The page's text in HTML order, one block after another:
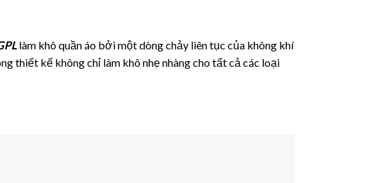
làm khô quần áo bởi một dòng chảy liên tục của không khí
thiết kế không chỉ làm khô nhẹ nhàng cho tất cả các loại